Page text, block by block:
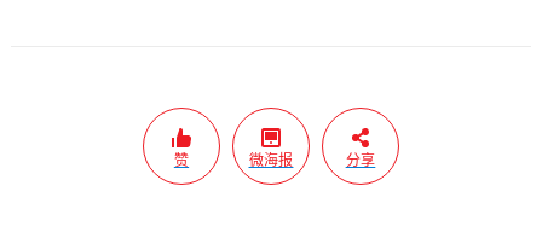
赞 微海报 分享